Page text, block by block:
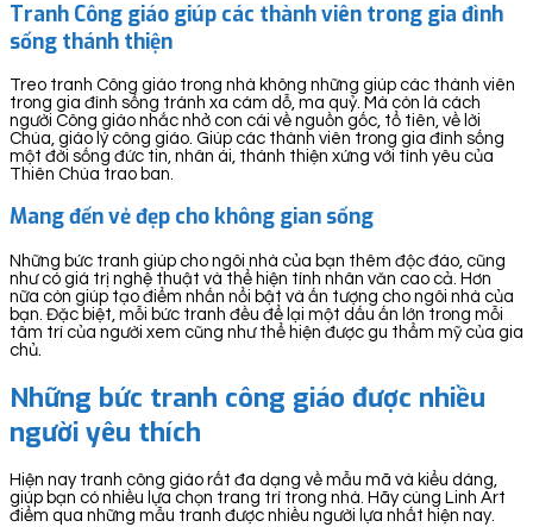
Tranh Công giáo giúp các thành viên trong gia đình
sống thánh thiện
Treo tranh Công giáo trong nhà không những giúp các thành viên
trong gia đình sống tránh xa cám dỗ, ma quỷ. Mà còn là cách
người Công giáo nhắc nhở con cái về nguồn gốc, tổ tiên, về lời
Chúa, giáo lý công giáo. Giúp các thành viên trong gia đình sống
một đời sống đức tin, nhân ái, thánh thiện xứng với tình yêu của
Thiên Chúa trao ban.
Mang đến vẻ đẹp cho không gian sống
Những bức tranh giúp cho ngôi nhà của bạn thêm độc đáo, cũng
như có giá trị nghệ thuật và thể hiện tính nhân văn cao cả. Hơn
nữa còn giúp tạo điểm nhấn nổi bật và ấn tượng cho ngôi nhà của
bạn. Đặc biệt, mỗi bức tranh đều để lại một dấu ấn lớn trong mỗi
tâm trí của người xem cũng như thể hiện được gu thẩm mỹ của gia
chủ.
Những bức tranh công giáo được nhiều
người yêu thích
Hiện nay tranh công giáo rất đa dạng về mẫu mã và kiểu dáng,
giúp bạn có nhiều lựa chọn trang trí trong nhà. Hãy cùng Linh Art
điểm qua những mẫu tranh được nhiều người lựa nhất hiện nay.